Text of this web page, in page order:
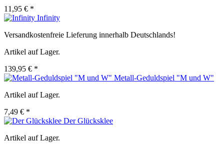
11,95 € *
Infinity
Versandkostenfreie Lieferung innerhalb Deutschlands!
Artikel auf Lager.
139,95 € *
Metall-Geduldspiel "M und W"
Artikel auf Lager.
7,49 € *
Der Glücksklee
Artikel auf Lager.